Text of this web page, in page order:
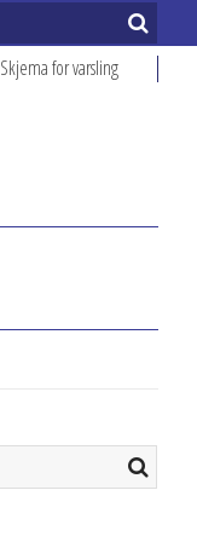
Skjema for varsling